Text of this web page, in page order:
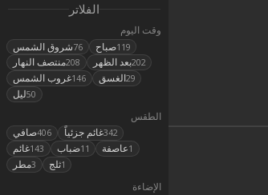
الفلاتر
وقت اليوم
شروق الشمس76 صباح119
منتصف النهار208 بعد الظهر202
غروب الشمس146 الغسق29
ليل50
الطقس
صافي406 غائم جزئياً342
غائم143 ضباب11 عاصفة1
مطر3 ثلج1
الإضاءة